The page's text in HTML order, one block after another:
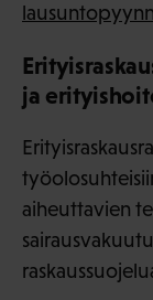
ja
aiheuttavien